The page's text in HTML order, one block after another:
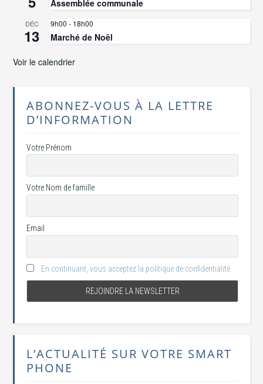
Assemblée communale
DÉC
13
9h00 - 18h00
Marché de Noël
Voir le calendrier
ABONNEZ-VOUS À LA LETTRE
D’INFORMATION
Votre Prénom
Votre Nom de famille
Email
En continuant, vous acceptez la politique de confidentialité
L’ACTUALITÉ SUR VOTRE SMART
PHONE